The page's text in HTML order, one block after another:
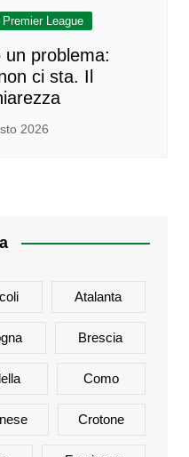
Premier League
problema:
ci sta. Il
2026
Atalanta
Brescia
Como
Crotone